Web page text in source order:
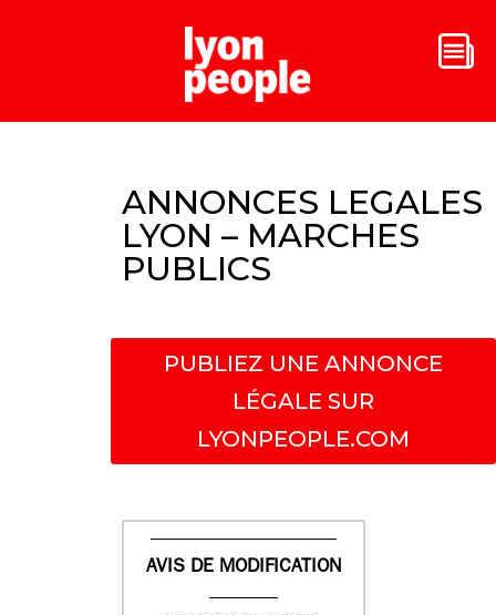
ANNONCES LEGALES
LYON – MARCHES
PUBLICS
PUBLIEZ UNE ANNONCE
LÉGALE SUR
LYONPEOPLE.COM
AVIS DE MODIFICATION